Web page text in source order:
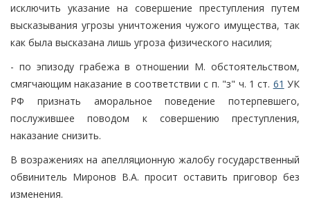
исключить указание на совершение преступления путем
высказывания угрозы уничтожения чужого имущества, так
как была высказана лишь угроза физического насилия;
- по эпизоду грабежа в отношении М. обстоятельством,
смягчающим наказание в соответствии с п. "з" ч. 1 ст. 61 УК
РФ признать аморальное поведение потерпевшего,
послужившее поводом к совершению преступления,
наказание снизить.
В возражениях на апелляционную жалобу государственный
обвинитель Миронов В.А. просит оставить приговор без
изменения.